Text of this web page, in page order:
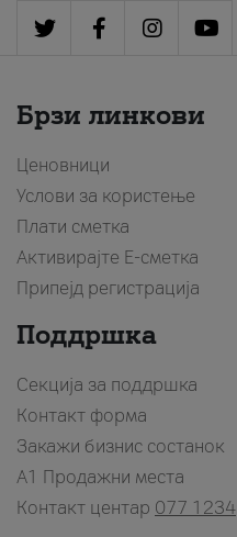
Брзи линкови
Ценовници
Услови за користење
Плати сметка
Активирајте Е-сметка
Припејд регистрација
Поддршка
Секција за поддршка
Контакт форма
Закажи бизнис состанок
A1 Продажни места
Контакт центар 077 1234